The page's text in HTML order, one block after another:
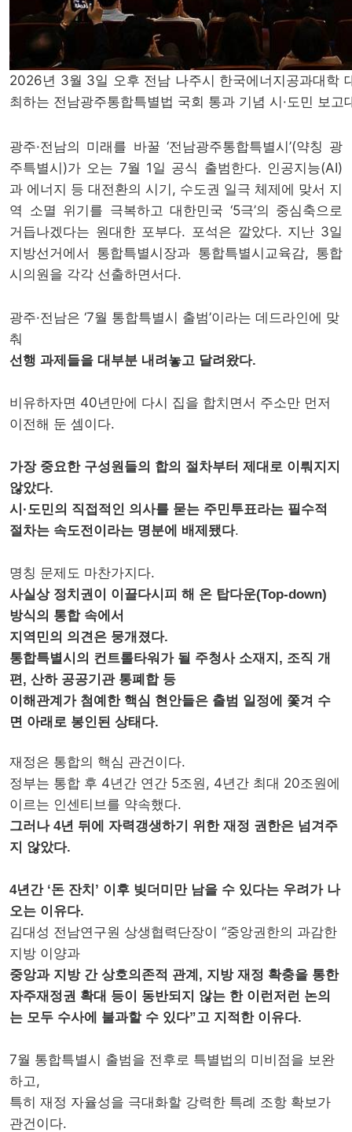
2026년 3월 3일 오후 전남 나주시 한국에너지공과대학
최하는 전남광주통합특별법 국회 통과 기념 시·도민 보
광주·전남의 미래를 바꿀 ‘전남광주통합특별시’(약칭 광
주특별시)가 오는 7월 1일 공식 출범한다. 인공지능(AI)
과 에너지 등 대전환의 시기, 수도권 일극 체제에 맞서 지
역 소멸 위기를 극복하고 대한민국 ‘5극’의 중심축으로
거듭나겠다는 원대한 포부다. 포석은 깔았다. 지난 3일
지방선거에서 통합특별시장과 통합특별시교육감, 통합
시의원을 각각 선출하면서다.
광주·전남은 ‘7월 통합특별시 출범’이라는 데드라인에 맞
춰
선행 과제들을 대부분 내려놓고 달려왔다.
비유하자면 40년만에 다시 집을 합치면서 주소만 먼저
이전해 둔 셈이다.
가장 중요한 구성원들의 합의 절차부터 제대로 이뤄지지
않았다.
시·도민의 직접적인 의사를 묻는 주민투표라는 필수적
절차는 속도전이라는 명분에 배제됐다.
명칭 문제도 마찬가지다.
사실상 정치권이 이끌다시피 해 온 탑다운(Top-down)
방식의 통합 속에서
지역민의 의견은 뭉개졌다.
통합특별시의 컨트롤타워가 될 주청사 소재지, 조직 개
편, 산하 공공기관 통폐합 등
이해관계가 첨예한 핵심 현안들은 출범 일정에 쫓겨 수
면 아래로 봉인된 상태다.
재정은 통합의 핵심 관건이다.
정부는 통합 후 4년간 연간 5조원, 4년간 최대 20조원에
이르는 인센티브를 약속했다.
그러나 4년 뒤에 자력갱생하기 위한 재정 권한은 넘겨주
지 않았다.
4년간 ‘돈 잔치’ 이후 빚더미만 남을 수 있다는 우려가 나
오는 이유다.
김대성 전남연구원 상생협력단장이 “중앙권한의 과감한
지방 이양과
중앙과 지방 간 상호의존적 관계, 지방 재정 확충을 통한
자주재정권 확대 등이 동반되지 않는 한 이런저런 논의
는 모두 수사에 불과할 수 있다”고 지적한 이유다.
7월 통합특별시 출범을 전후로 특별법의 미비점을 보완
하고,
특히 재정 자율성을 극대화할 강력한 특례 조항 확보가
관건이다.